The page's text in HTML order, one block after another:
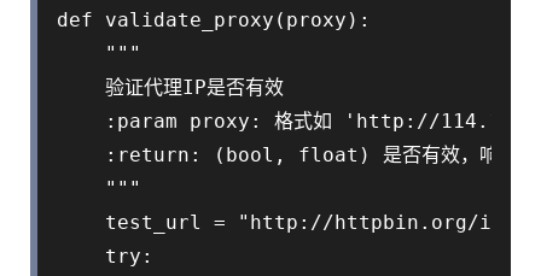
def validate_proxy(proxy):
    """
    验证代理IP是否有效
:param proxy: 格式如 'http://
:return: (bool, float) 是否有效，响应时
    """
    test_url = "http://httpbin.org/ip"
    try: